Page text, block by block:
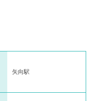
矢向駅